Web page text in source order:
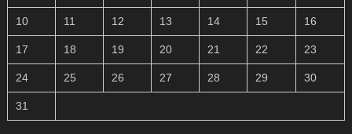
10 11 12 13 14 15 16
17 18 19 20 21 22 23
24 25 26 27 28 29 30
31